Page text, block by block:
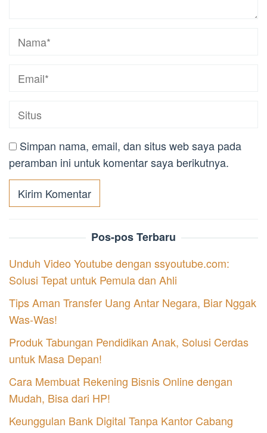
Simpan nama, email, dan situs web saya pada
peramban ini untuk komentar saya berikutnya.
Pos-pos Terbaru
Unduh Video Youtube dengan ssyoutube.com:
Solusi Tepat untuk Pemula dan Ahli
Tips Aman Transfer Uang Antar Negara, Biar Nggak
Was-Was!
Produk Tabungan Pendidikan Anak, Solusi Cerdas
untuk Masa Depan!
Cara Membuat Rekening Bisnis Online dengan
Mudah, Bisa dari HP!
Keunggulan Bank Digital Tanpa Kantor Cabang